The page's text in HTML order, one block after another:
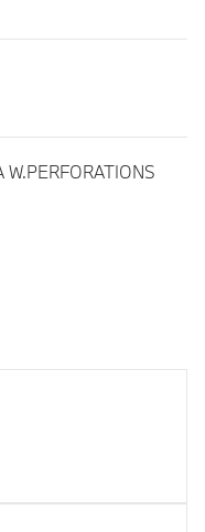
W.PERFORATIONS